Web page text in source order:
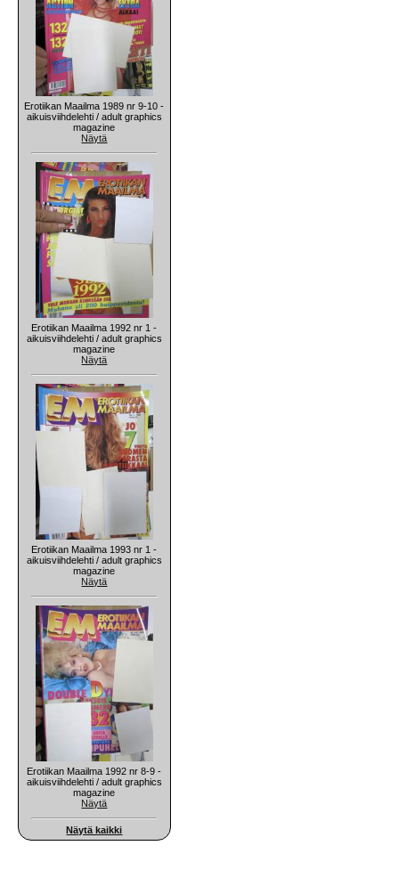
Erotiikan Maailma 1989 nr 9-10 -
aikuisviihdelehti / adult graphics
magazine
Näytä
Erotiikan Maailma 1992 nr 1 -
aikuisviihdelehti / adult graphics
magazine
Näytä
Erotiikan Maailma 1993 nr 1 -
aikuisviihdelehti / adult graphics
magazine
Näytä
Erotiikan Maailma 1992 nr 8-9 -
aikuisviihdelehti / adult graphics
magazine
Näytä
Näytä kaikki